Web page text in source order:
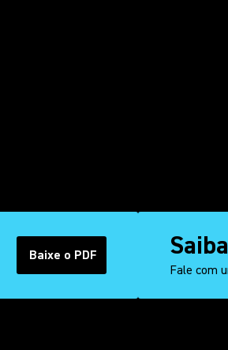
Baixe o PDF
(Opens in a new tab) Fale com